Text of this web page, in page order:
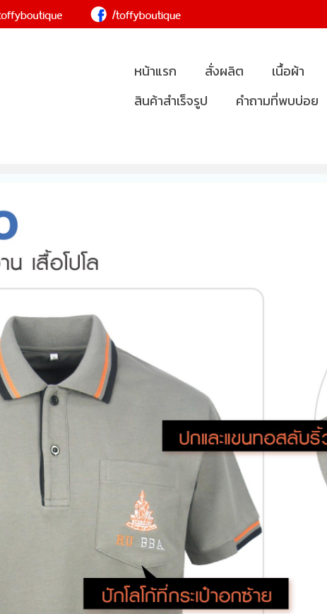
หน้าแรก สั่งผลิต เนื้อผ้า
สินค้าสำเร็จรูป
คำถามที่พบบ่อย